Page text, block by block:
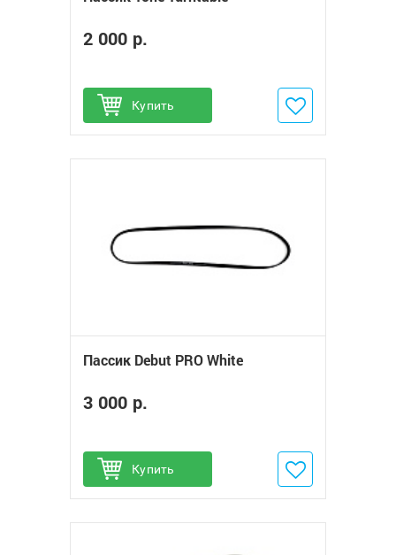
2 000 р.
Купить
Добавить в избранное
Пассик Debut PRO White
3 000 р.
Купить
Добавить в избранное